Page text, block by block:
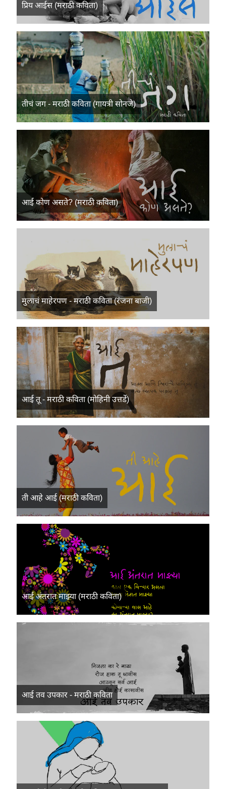
प्रिय आईस (मराठी कविता)
तीचं जग - मराठी कविता (गायत्री सोनजे)
आई कोण असते? (मराठी कविता)
मुलाचं माहेरपण - मराठी कविता (रंजना बाजी)
आई तू - मराठी कविता (मोहिनी उत्तर्डे)
ती आहे आई (मराठी कविता)
आई अंतरात माझ्या (मराठी कविता)
आई तव उपकार - मराठी कविता